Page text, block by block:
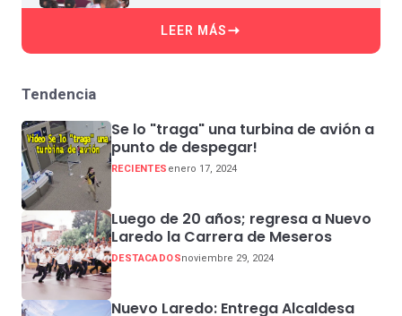
LEER MÁS
Tendencia
Se lo "traga" una turbina de avión a
punto de despegar!
RECIENTES enero 17, 2024
Luego de 20 años; regresa a Nuevo
Laredo la Carrera de Meseros
DESTACADOSnoviembre 29, 2024
Nuevo Laredo: Entrega Alcaldesa